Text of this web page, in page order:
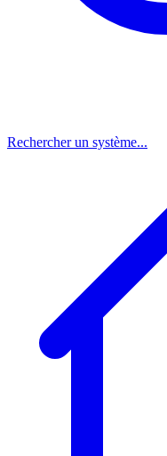
Rechercher un système...